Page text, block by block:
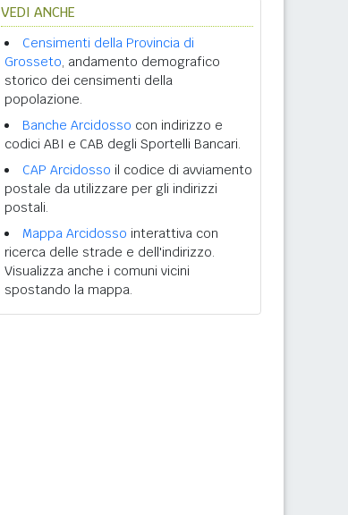
VEDI ANCHE
Censimenti della Provincia di
Grosseto, andamento demografico
storico dei censimenti della
popolazione.
Banche Arcidosso con indirizzo e
codici ABI e CAB degli Sportelli Bancari.
CAP Arcidosso il codice di avviamento
postale da utilizzare per gli indirizzi
postali.
Mappa Arcidosso interattiva con
ricerca delle strade e dell'indirizzo.
Visualizza anche i comuni vicini
spostando la mappa.